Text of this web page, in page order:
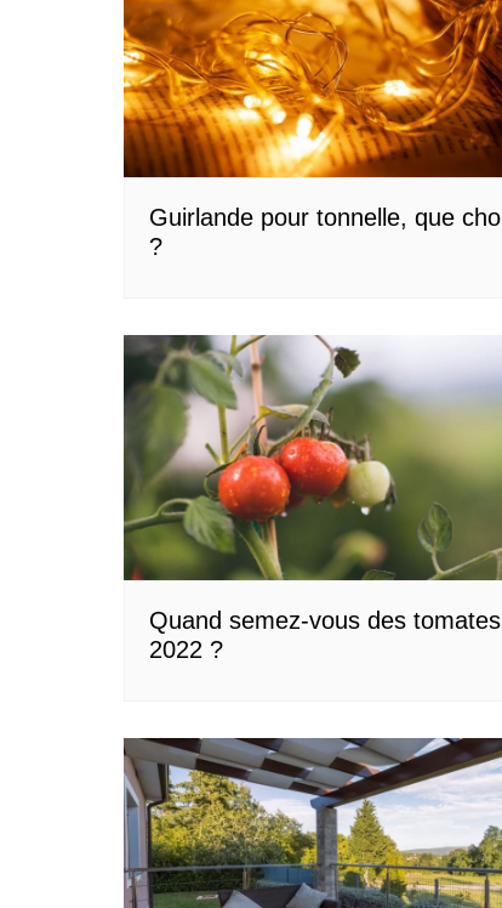
Guirlande pour tonnelle, que
?
Quand semez-vous des
2022 ?